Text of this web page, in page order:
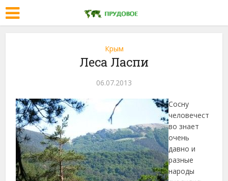
Крым
Леса Ласпи
06.07.2013
Сосну
человечест
во знает
очень
давно и
разные
народы